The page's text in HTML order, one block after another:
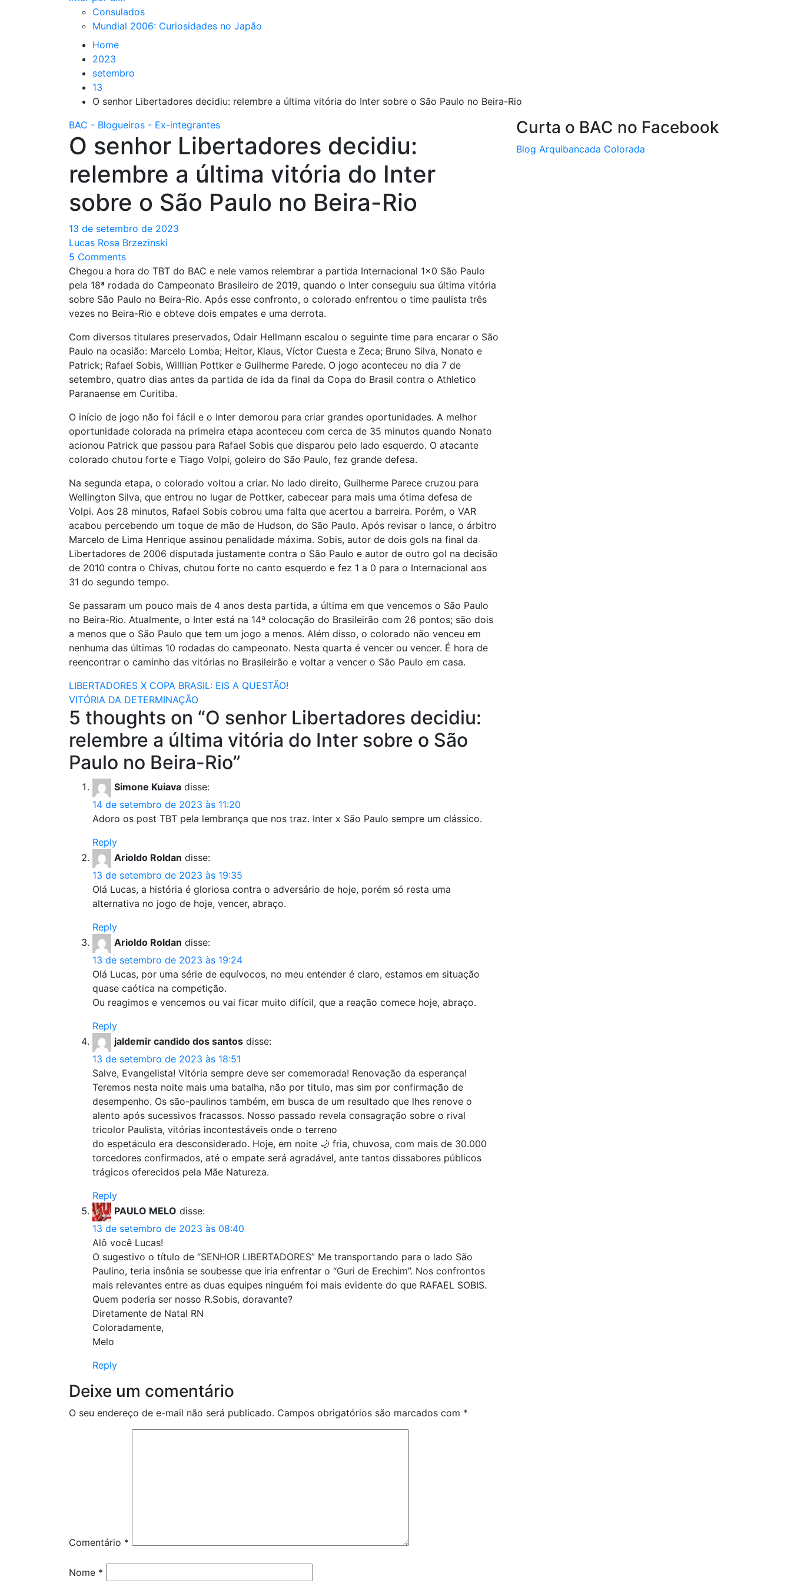
Consulados
Mundial 2006: Curiosidades no Japão
Home
2023
setembro
13
O senhor Libertadores decidiu: relembre a última vitória do Inter sobre o São Paulo no Beira-Rio
BAC - Blogueiros - Ex-integrantes
O senhor Libertadores decidiu:
relembre a última vitória do Inter
sobre o São Paulo no Beira-Rio
13 de setembro de 2023
Lucas Rosa Brzezinski
5 Comments
Chegou a hora do TBT do BAC e nele vamos relembrar a partida Internacional 1×0 São Paulo
pela 18ª rodada do Campeonato Brasileiro de 2019, quando o Inter conseguiu sua última vitória
sobre São Paulo no Beira-Rio. Após esse confronto, o colorado enfrentou o time paulista três
vezes no Beira-Rio e obteve dois empates e uma derrota.
Com diversos titulares preservados, Odair Hellmann escalou o seguinte time para encarar o São
Paulo na ocasião: Marcelo Lomba; Heitor, Klaus, Víctor Cuesta e Zeca; Bruno Silva, Nonato e
Patrick; Rafael Sobis, Willlian Pottker e Guilherme Parede. O jogo aconteceu no dia 7 de
setembro, quatro dias antes da partida de ida da final da Copa do Brasil contra o Athletico
Paranaense em Curitiba.
O início de jogo não foi fácil e o Inter demorou para criar grandes oportunidades. A melhor
oportunidade colorada na primeira etapa aconteceu com cerca de 35 minutos quando Nonato
acionou Patrick que passou para Rafael Sobis que disparou pelo lado esquerdo. O atacante
colorado chutou forte e Tiago Volpi, goleiro do São Paulo, fez grande defesa.
Na segunda etapa, o colorado voltou a criar. No lado direito, Guilherme Parece cruzou para
Wellington Silva, que entrou no lugar de Pottker, cabecear para mais uma ótima defesa de
Volpi. Aos 28 minutos, Rafael Sobis cobrou uma falta que acertou a barreira. Porém, o VAR
acabou percebendo um toque de mão de Hudson, do São Paulo. Após revisar o lance, o árbitro
Marcelo de Lima Henrique assinou penalidade máxima. Sobis, autor de dois gols na final da
Libertadores de 2006 disputada justamente contra o São Paulo e autor de outro gol na decisão
de 2010 contra o Chivas, chutou forte no canto esquerdo e fez 1 a 0 para o Internacional aos
31 do segundo tempo.
Se passaram um pouco mais de 4 anos desta partida, a última em que vencemos o São Paulo
no Beira-Rio. Atualmente, o Inter está na 14ª colocação do Brasileirão com 26 pontos; são dois
a menos que o São Paulo que tem um jogo a menos. Além disso, o colorado não venceu em
nenhuma das últimas 10 rodadas do campeonato. Nesta quarta é vencer ou vencer. É hora de
reencontrar o caminho das vitórias no Brasileirão e voltar a vencer o São Paulo em casa.
Navegação
de
Post
LIBERTADORES X COPA BRASIL: EIS A QUESTÃO!
VITÓRIA DA DETERMINAÇÃO
5 thoughts on “O senhor Libertadores decidiu:
relembre a última vitória do Inter sobre o São
Paulo no Beira-Rio”
Simone Kuiava disse:
14 de setembro de 2023 às 11:20
Adoro os post TBT pela lembrança que nos traz. Inter x São Paulo sempre um clássico.
Reply
Arioldo Roldan disse:
13 de setembro de 2023 às 19:35
Olá Lucas, a história é gloriosa contra o adversário de hoje, porém só resta uma
alternativa no jogo de hoje, vencer, abraço.
Reply
Arioldo Roldan disse:
13 de setembro de 2023 às 19:24
Olá Lucas, por uma série de equívocos, no meu entender é claro, estamos em situação
quase caótica na competição.
Ou reagimos e vencemos ou vai ficar muito difícil, que a reação comece hoje, abraço.
Reply
jaldemir candido dos santos disse:
13 de setembro de 2023 às 18:51
Salve, Evangelista! Vitória sempre deve ser comemorada! Renovação da esperança!
Teremos nesta noite mais uma batalha, não por titulo, mas sim por confirmação de
desempenho. Os são-paulinos também, em busca de um resultado que lhes renove o
alento após sucessivos fracassos. Nosso passado revela consagração sobre o rival
tricolor Paulista, vitórias incontestáveis onde o terreno
do espetáculo era desconsiderado. Hoje, em noite 🌙 fria, chuvosa, com mais de 30.000
torcedores confirmados, até o empate será agradável, ante tantos dissabores públicos
trágicos oferecidos pela Mãe Natureza.
Reply
PAULO MELO disse:
13 de setembro de 2023 às 08:40
Alô você Lucas!
O sugestivo o título de “SENHOR LIBERTADORES” Me transportando para o lado São
Paulino, teria insônia se soubesse que iria enfrentar o “Guri de Erechim”. Nos confrontos
mais relevantes entre as duas equipes ninguém foi mais evidente do que RAFAEL SOBIS.
Quem poderia ser nosso R.Sobis, doravante?
Diretamente de Natal RN
Coloradamente,
Melo
Reply
Deixe um comentário
O seu endereço de e-mail não será publicado. Campos obrigatórios são marcados com *
Comentário *
Nome *
Curta o BAC no Facebook
Blog Arquibancada Colorada